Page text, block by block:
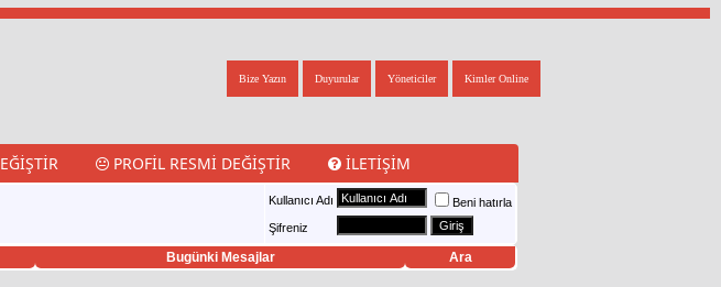
Kimler Online
Yöneticiler
Duyurular
Bize Yazın
PROFIL RESMI DEĞIŞTIR İLETIŞIM
Kullanıcı Adı
Beni hatırla
Şifreniz
Bugünki Mesajlar Ara